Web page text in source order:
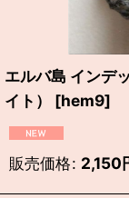
エルバ島 インデ
イト）
[hem9]
販売価格: 2,150